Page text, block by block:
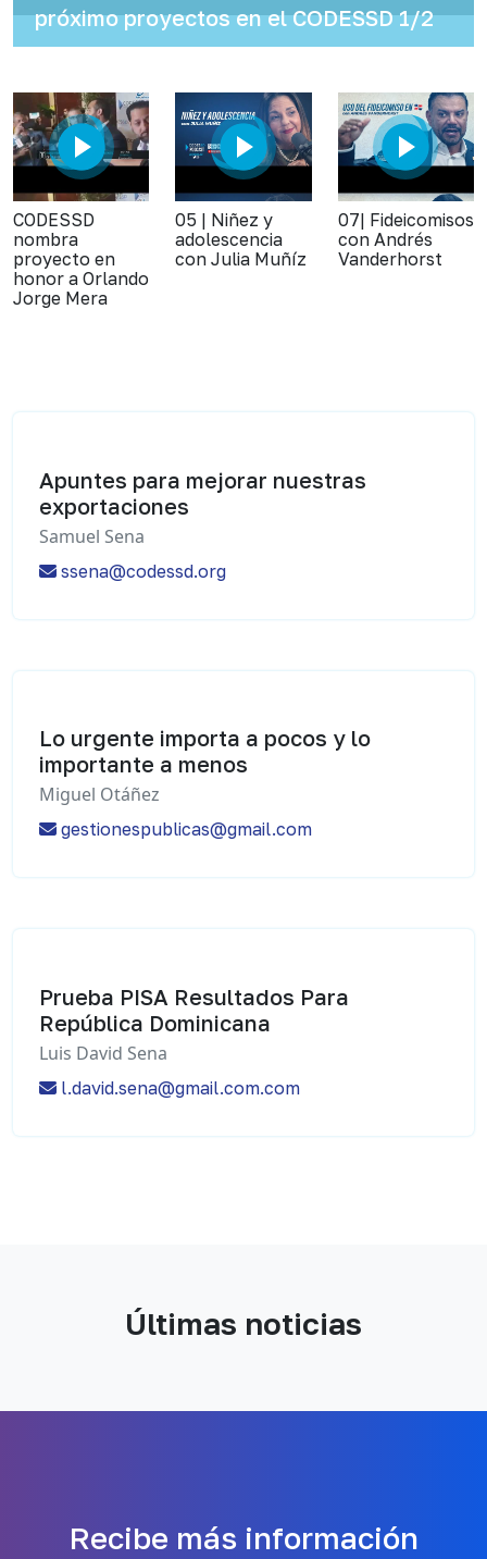
próximo proyectos en el CODESSD 1/2
CODESSD
nombra
proyecto en
honor a Orlando
Jorge Mera
05 | Niñez y
adolescencia
con Julia Muñíz
07| Fideicomisos
con Andrés
Vanderhorst
Apuntes para mejorar nuestras
exportaciones
Samuel Sena
ssena@codessd.org
Lo urgente importa a pocos y lo
importante a menos
Miguel Otáñez
gestionespublicas@gmail.com
Prueba PISA Resultados Para
República Dominicana
Luis David Sena
l.david.sena@gmail.com.com
Últimas noticias
Recibe más información